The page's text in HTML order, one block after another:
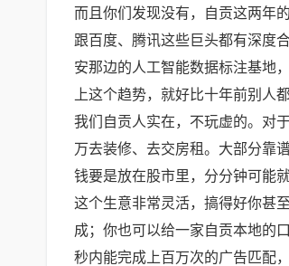
而且你们发现没有，自贡这两年
跟百度、腾讯这些巨头都有深度
安那边的人工智能数据标注基地
上这个趋势，就好比十年前别人
我们自贡人实在，不玩虚的。对
万去装修、去交房租。大部分靠
钱要是放在股市里，分分钟可能
这个生意非常灵活，搞得好你甚
成；你也可以给一家自贡本地的
秒内能完成上百万次的广告匹配